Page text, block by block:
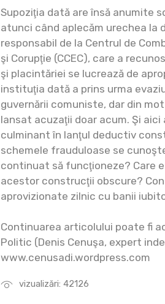
vizualizări: 42126
Supoziţia dată are însă anumite
atunci când aplecăm urechea la
responsabil de la Centrul de
şi Corupţie (CCEC), care a
şi placintăriei se lucrează de
instituţia dată a prins urma
guvernării comuniste, dar din
lansat acuzaţii doar acum. Şi
culminant în lanţul deductiv
schemele frauduloase se
continuat să funcţioneze? Care
acestor construcţii obscure?
aprovizionate zilnic cu banii
Continuarea articolului poate fi
Politic (Denis Cenuşa, expert
www.cenusadi.wordpress.com